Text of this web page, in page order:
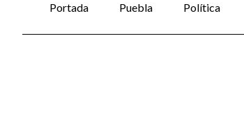
Portada Puebla Política